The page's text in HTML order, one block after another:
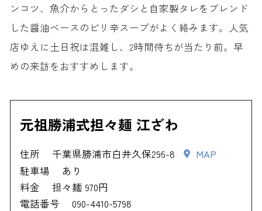
ンコツ、魚介からとったダシと自家製タレをブレンド
した醤油ベースのピリ辛スープがよく絡みます。人気
店ゆえに土日祝は混雑し、2時間待ちが当たり前。早
めの来訪をおすすめします。
元祖勝浦式担々麺 江ざわ
住所 千葉県勝浦市白井久保296-8
MAP
駐車場
あり
料金
担々麺 970円
電話番号
090-4410-5798